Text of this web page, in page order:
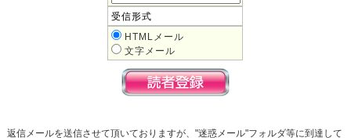
受信形式
HTMLメール
文字メール
返信メールを送信させて頂いておりますが、"迷惑メール"フォルダ等に到達して